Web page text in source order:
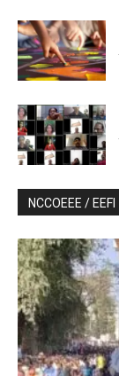
NCCOEEE / EEFI